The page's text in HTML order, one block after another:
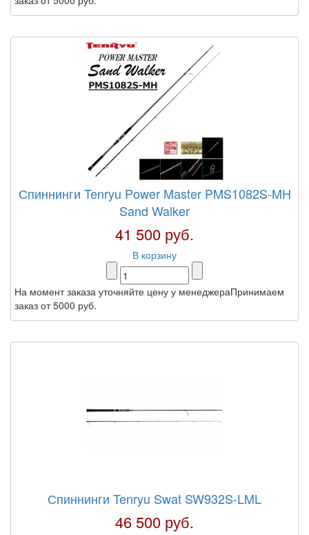
Спиннинги Tenryu Power Master PMS1082S-MH
Sand Walker
41 500 руб.
В корзину
На момент заказа уточняйте цену у менеджераПринимаем
заказ от 5000 руб.
Спиннинги Tenryu Swat SW932S-LML
46 500 руб.